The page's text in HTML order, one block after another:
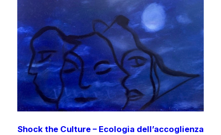
Shock the Culture – Ecologia dell’accoglienza